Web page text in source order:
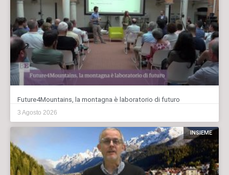
Future4Mountains, la montagna è laboratorio di futuro
3 Agosto 2026
INSIEME